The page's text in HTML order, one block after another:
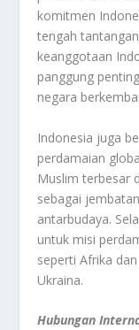
komitmen
tengah
keanggotaan
panggung
negara
Indonesia juga
perdamaian
Muslim terbesar
sebagai
antarbudaya.
untuk misi
seperti Afrika
Ukraina.
Hubungan